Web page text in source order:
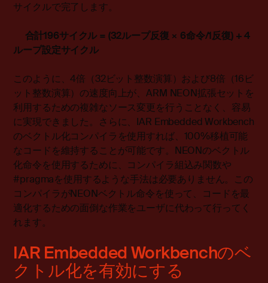
サイクルで完了します。
合計196サイクル = (32ループ反復 × 6命令/1反復) + 4
ループ設定サイクル
このように、4倍（32ビット整数演算）および8倍（16ビ
ット整数演算）の速度向上が、ARM NEON拡張セットを
利用するための複雑なソース変更を行うことなく、容易
に実現できました。さらに、IAR Embedded Workbench
のベクトル化コンパイラを使用すれば、100%移植可能
なコードを維持することが可能です。NEONのベクトル
化命令を使用するために、コンパイラ組込み関数や
#pragmaを使用するような手法は必要ありません。この
コンパイラがNEONベクトル命令を使って、コードを最
適化するための面倒な作業をユーザに代わって行ってく
れます。
IAR Embedded Workbenchのベ
クトル化を有効にする